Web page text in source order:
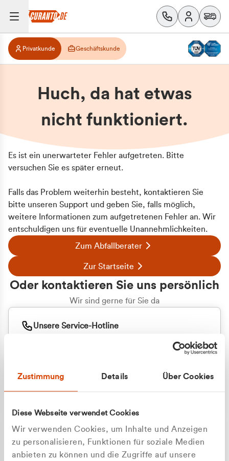
Zustimmung Details Über Cookies
Diese Webseite verwendet Cookies
Wir verwenden Cookies, um Inhalte und Anzeigen
zu personalisieren, Funktionen für soziale Medien
anbieten zu können und die Zugriffe auf unsere
Privatkunde Geschäftskunde
Huch, da hat etwas
nicht funktioniert.
Es ist ein unerwarteter Fehler aufgetreten. Bitte
versuchen Sie es später erneut.
Falls das Problem weiterhin besteht, kontaktieren Sie
bitte unseren Support und geben Sie, falls möglich,
weitere Informationen zum aufgetretenen Fehler an. Wir
entschuldigen uns für eventuelle Unannehmlichkeiten.
Zum Abfallberater
Zur Startseite
Oder kontaktieren Sie uns persönlich
Wir sind gerne für Sie da
Unsere Service-Hotline
+49 177 8376058